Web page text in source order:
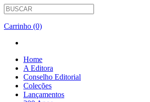
Carrinho (0)
Home
A Editora
Conselho Editorial
Coleções
Lançamentos